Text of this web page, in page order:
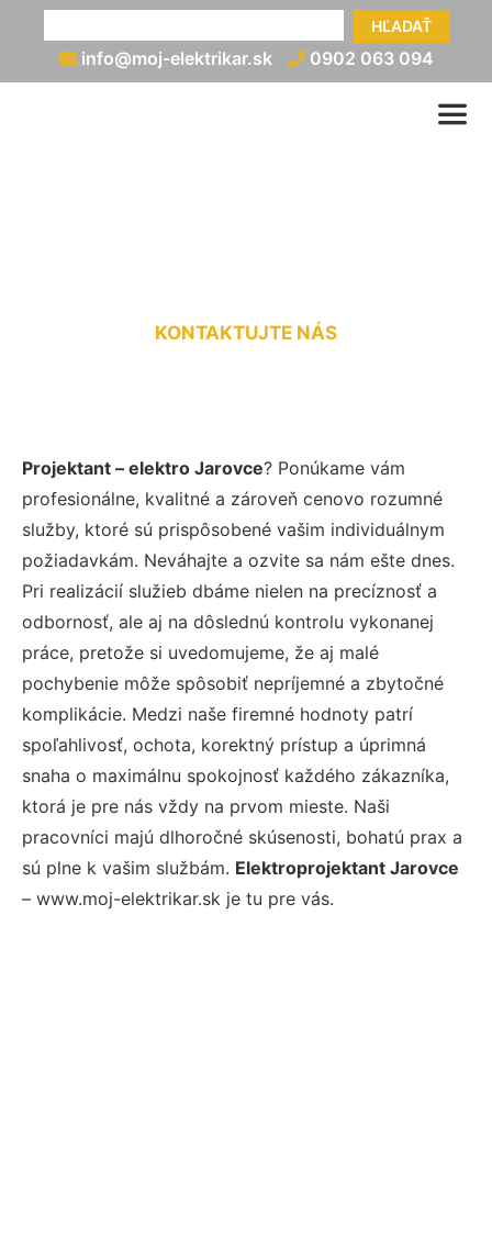
HĽADAŤ
info@moj-elektrikar.sk 0902 063 094
KONTAKTUJTE NÁS
Projektant – elektro Jarovce? Ponúkame vám
profesionálne, kvalitné a zároveň cenovo rozumné
služby, ktoré sú prispôsobené vašim individuálnym
požiadavkám. Neváhajte a ozvite sa nám ešte dnes.
Pri realizácií služieb dbáme nielen na precíznosť a
odbornosť, ale aj na dôslednú kontrolu vykonanej
práce, pretože si uvedomujeme, že aj malé
pochybenie môže spôsobiť nepríjemné a zbytočné
komplikácie. Medzi naše firemné hodnoty patrí
spoľahlivosť, ochota, korektný prístup a úprimná
snaha o maximálnu spokojnosť každého zákazníka,
ktorá je pre nás vždy na prvom mieste. Naši
pracovníci majú dlhoročné skúsenosti, bohatú prax a
sú plne k vašim službám. Elektroprojektant Jarovce
– www.moj-elektrikar.sk je tu pre vás.